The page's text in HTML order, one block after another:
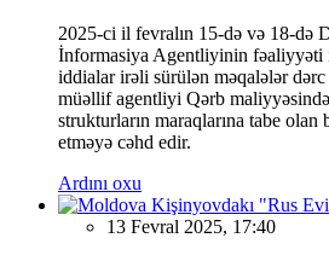
2025-ci il fevralın 15-də və 18-də
İnformasiya Agentliyinin fəaliyyəti
iddialar irəli sürülən məqalələr
müəllif agentliyi Qərb
strukturların maraqlarına tabe
etməyə cəhd edir.
Ardını oxu
13 Fevral 2025, 17:40